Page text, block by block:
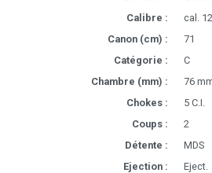
Calibre :
cal. 12
Canon (cm) :
71
Catégorie :
C
Chambre (mm) :
76
Chokes :
5 C.I.
Coups :
2
Détente :
MDS
Ejection :
Eject.